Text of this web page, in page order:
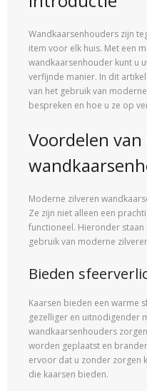
Wandkaarsenhouders zijn
item voor elk huis. Met een
wandkaarsenhouder kunt u
verfijnde manier. In dit
van het gebruik van
bespreken en hoe u ze op
Voordelen
Moderne zilveren
Ze zijn niet alleen een
functioneel. Hieronder
gebruik van moderne
Bieden
Kaarsen bieden een warme
gezelliger en uitnodigender
wandkaarsenhouders
worden geplaatst en
ervoor dat u zonder zorgen
die kaarsen bieden.